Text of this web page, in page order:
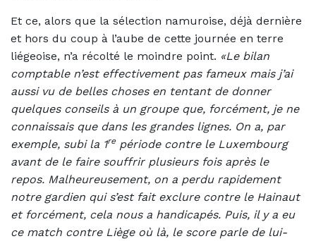
Et ce, alors que la sélection namuroise, déjà dernière
et hors du coup à l’aube de cette journée en terre
liégeoise, n’a récolté le moindre point. «Le bilan
comptable n’est effectivement pas fameux mais j’ai
aussi vu de belles choses en tentant de donner
quelques conseils à un groupe que, forcément, je ne
connaissais que dans les grandes lignes. On a, par
exemple, subi la 1repériode contre le Luxembourg
avant de le faire souffrir plusieurs fois après le
repos. Malheureusement, on a perdu rapidement
notre gardien qui s’est fait exclure contre le Hainaut
et forcément, cela nous a handicapés. Puis, il y a eu
ce match contre Liège où là, le score parle de lui-